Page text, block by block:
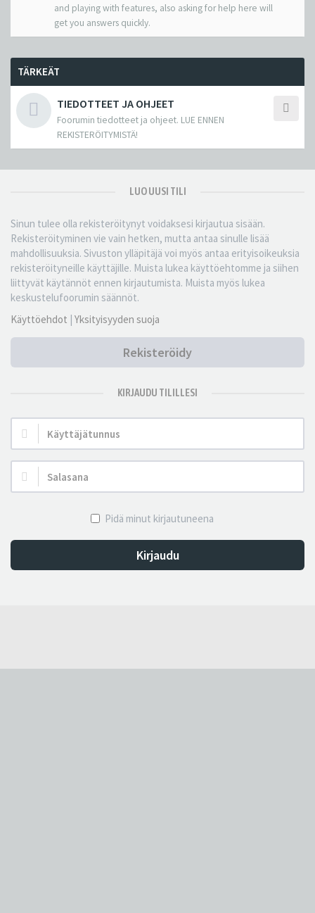
and playing with features, also asking for help here will
get you answers quickly.
TÄRKEÄT
TIEDOTTEET JA OHJEET
Foorumin tiedotteet ja ohjeet. LUE ENNEN
REKISTERÖITYMISTÄ!
LUO UUSI TILI
Sinun tulee olla rekisteröitynyt voidaksesi kirjautua sisään.
Rekisteröityminen vie vain hetken, mutta antaa sinulle lisää
mahdollisuuksia. Sivuston ylläpitäjä voi myös antaa erityisoikeuksia
rekisteröityneille käyttäjille. Muista lukea käyttöehtomme ja siihen
liittyvät käytännöt ennen kirjautumista. Muista myös lukea
keskustelufoorumin säännöt.
Käyttöehdot | Yksityisyyden suoja
Rekisteröidy
KIRJAUDU TILILLESI
Käyttäjätunnus:
Salasana:
Pidä minut kirjautuneena
Kirjaudu